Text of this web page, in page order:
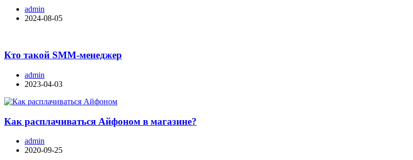
admin
2024-08-05
Кто такой SMM-менеджер
admin
2023-04-03
Как расплачиваться Айфоном в магазине?
admin
2020-09-25